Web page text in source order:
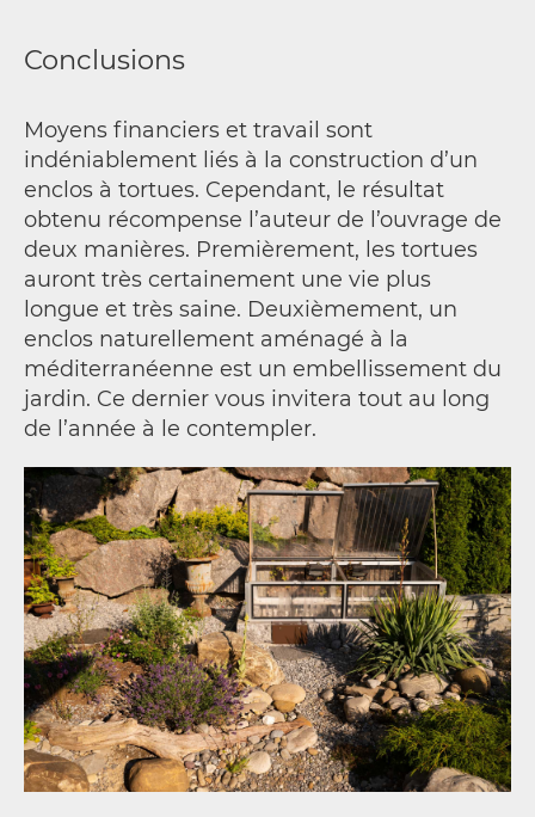
Conclusions
Moyens financiers et travail sont
indéniablement liés à la construction d’un
enclos à tortues. Cependant, le résultat
obtenu récompense l’auteur de l’ouvrage de
deux manières. Premièrement, les tortues
auront très certainement une vie plus
longue et très saine. Deuxièmement, un
enclos naturellement aménagé à la
méditerranéenne est un embellissement du
jardin. Ce dernier vous invitera tout au long
de l’année à le contempler.